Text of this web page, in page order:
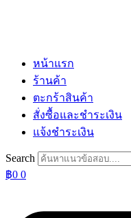
หน้าแรก
ร้านค้า
ตะกร้าสินค้า
สั่งซื้อและชำระเงิน
แจ้งชำระเงิน
Search
฿0 0